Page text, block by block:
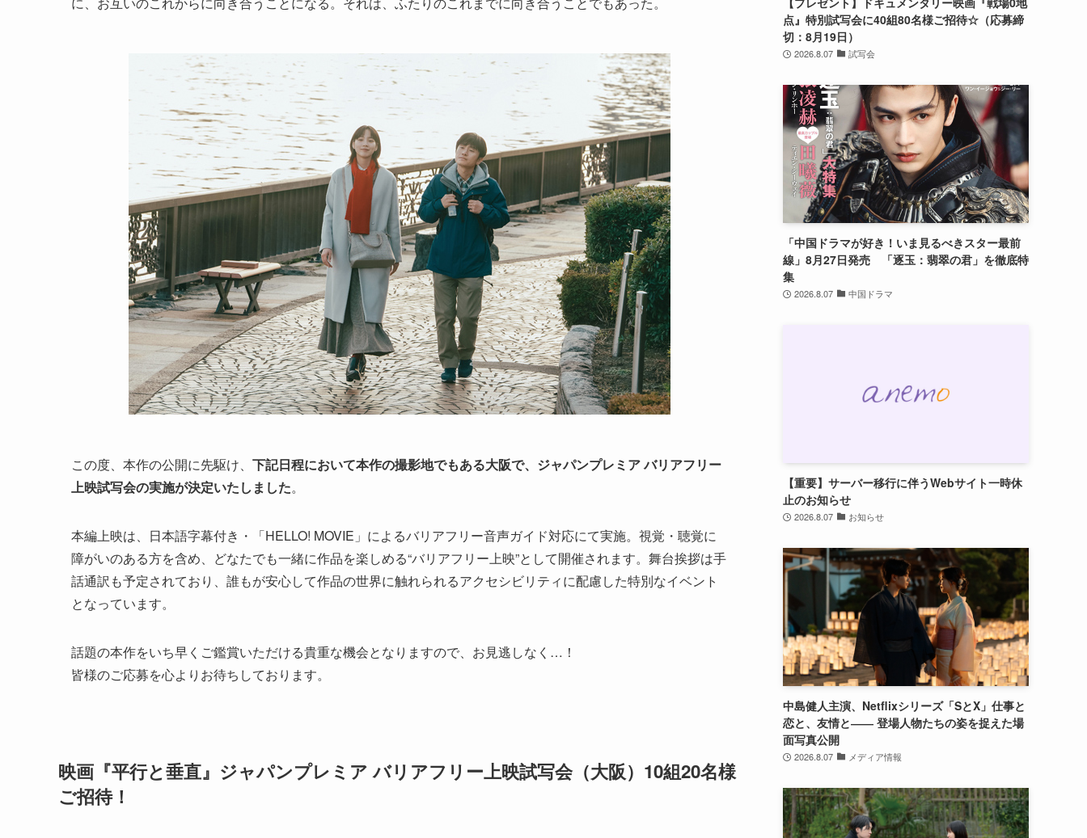
この度、本作の公開に先駆け、 下記日程において本作の撮影地でもある大阪で、ジャパンプレミア バリアフリー
上映試写会の実施が決定いたしました。
本編上映は、日本語字幕付き・「HELLO! MOVIE」によるバリアフリー音声ガイド対応にて実施。視覚・聴覚に
障がいのある方を含め、どなたでも一緒に作品を楽しめる“バリアフリー上映”として開催されます。舞台挨拶は手
話通訳も予定されており、誰もが安心して作品の世界に触れられるアクセシビリティに配慮した特別なイベント
となっています。
話題の本作をいち早くご鑑賞いただける貴重な機会となりますので、お見逃しなく…！
皆様のご応募を心よりお待ちしております。
映画『平行と垂直』ジャパンプレミア バリアフリー上映試写会（大阪）10組20名様
ご招待！
点』特別試写会に40組80名様ご招待☆（応募締
切：8月19日）
2026.8.07 試写会
「中国ドラマが好き！いま見るべきスター最前
線」8月27日発売 「逐玉：翡翠の君」を徹底特
集
2026.8.07 中国ドラマ
【重要】サーバー移行に伴うWebサイト一時休
止のお知らせ
2026.8.07 お知らせ
中島健人主演、Netflixシリーズ「SとX」仕事と
恋と、友情と―― 登場人物たちの姿を捉えた場
面写真公開
2026.8.07 メディア情報